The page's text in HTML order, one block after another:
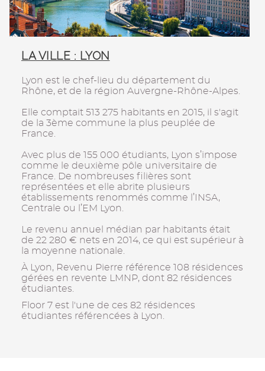
LA VILLE : LYON
Lyon est le chef-lieu du département du
Rhône, et de la région Auvergne-Rhône-Alpes.
Elle comptait 513 275 habitants en 2015, il s'agit
de la 3ème commune la plus peuplée de
France.
Avec plus de 155 000 étudiants, Lyon s’impose
comme le deuxième pôle universitaire de
France. De nombreuses filières sont
représentées et elle abrite plusieurs
établissements renommés comme l’INSA,
Centrale ou l’EM Lyon.
Le revenu annuel médian par habitants était
de 22 280 € nets en 2014, ce qui est supérieur à
la moyenne nationale.
À Lyon, Revenu Pierre référence 108 résidences
gérées en revente LMNP, dont 82 résidences
étudiantes.
Floor 7 est l'une de ces 82 résidences
étudiantes référencées à Lyon.